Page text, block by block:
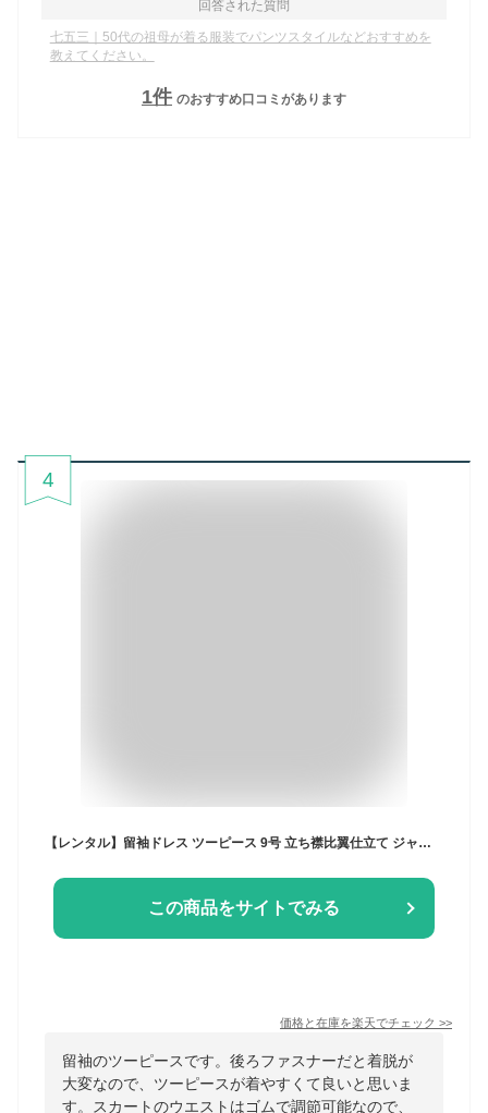
回答された質問
七五三｜50代の祖母が着る服装でパンツスタイルなどおすすめを
教えてください。
1件 のおすすめ口コミがあります
4
この商品をサイトでみる
価格と在庫を楽天でチェック >>
留袖のツーピースです。後ろファスナーだと着脱が
大変なので、ツーピースが着やすくて良いと思いま
す。スカートのウエストはゴムで調節可能なので、